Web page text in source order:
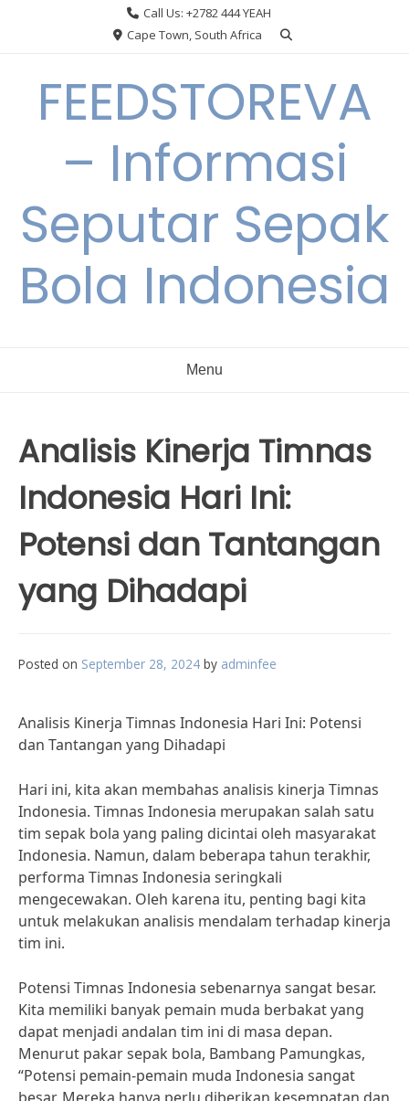
Call Us: +2782 444 YEAH
Cape Town, South Africa
FEEDSTOREVA
– Informasi
Seputar Sepak
Bola Indonesia
Menu
Analisis Kinerja Timnas
Indonesia Hari Ini:
Potensi dan Tantangan
yang Dihadapi
Posted on September 28, 2024 by adminfee
Analisis Kinerja Timnas Indonesia Hari Ini: Potensi
dan Tantangan yang Dihadapi
Hari ini, kita akan membahas analisis kinerja Timnas
Indonesia. Timnas Indonesia merupakan salah satu
tim sepak bola yang paling dicintai oleh masyarakat
Indonesia. Namun, dalam beberapa tahun terakhir,
performa Timnas Indonesia seringkali
mengecewakan. Oleh karena itu, penting bagi kita
untuk melakukan analisis mendalam terhadap kinerja
tim ini.
Potensi Timnas Indonesia sebenarnya sangat besar.
Kita memiliki banyak pemain muda berbakat yang
dapat menjadi andalan tim ini di masa depan.
Menurut pakar sepak bola, Bambang Pamungkas,
“Potensi pemain-pemain muda Indonesia sangat